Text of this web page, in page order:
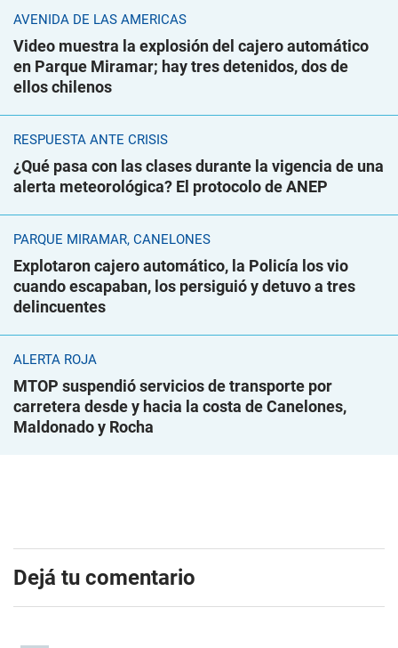
AVENIDA DE LAS AMÉRICAS
Video muestra la explosión del cajero automático
en Parque Miramar; hay tres detenidos, dos de
ellos chilenos
RESPUESTA ANTE CRISIS
¿Qué pasa con las clases durante la vigencia de una
alerta meteorológica? El protocolo de ANEP
PARQUE MIRAMAR, CANELONES
Explotaron cajero automático, la Policía los vio
cuando escapaban, los persiguió y detuvo a tres
delincuentes
ALERTA ROJA
MTOP suspendió servicios de transporte por
carretera desde y hacia la costa de Canelones,
Maldonado y Rocha
Dejá tu comentario